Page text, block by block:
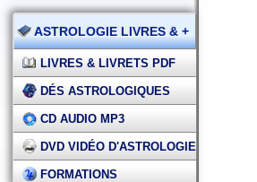
ASTROLOGIE LIVRES & +
LIVRES & LIVRETS PDF
DÉS ASTROLOGIQUES
CD AUDIO MP3
DVD VIDÉO D'ASTROLOGIE
FORMATIONS